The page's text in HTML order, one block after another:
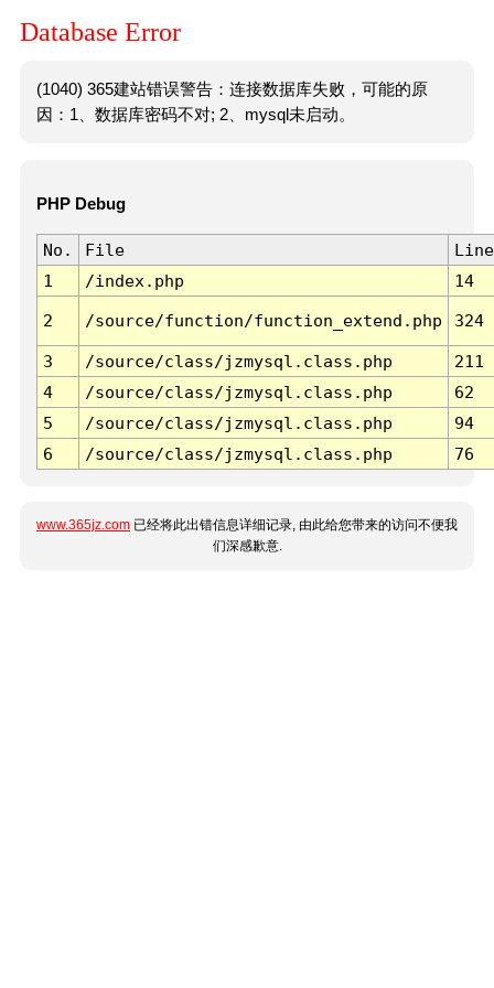
Database Error
(1040) 365建站错误警告：连接数据库失败，可能的原
因：1、数据库密码不对; 2、mysql未启动。
PHP Debug
No. File
Line
1
/index.php 14
2 /source/function/function_extend.php 324
3 /source/class/jzmysql.class.php
211
4
/source/class/jzmysql.class.php
62
5
/source/class/jzmysql.class.php
94
6
/source/class/jzmysql.class.php 76
www.365jz.com 已经将此出错信息详细记录, 由此给您带来的访问不便我
们深感歉意.